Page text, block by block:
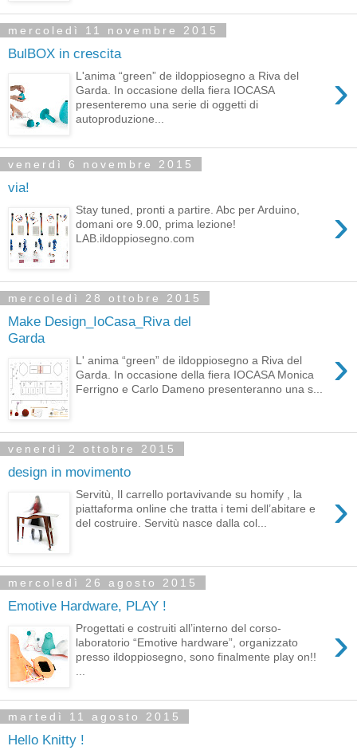
mercoledì 11 novembre 2015
BulBOX in crescita
›
L'anima “green” de ildoppiosegno a Riva del
Garda. In occasione della fiera IOCASA
presenteremo una serie di oggetti di
autoproduzione...
venerdì 6 novembre 2015
via!
›
Stay tuned, pronti a partire. Abc per Arduino,
domani ore 9.00, prima lezione!
LAB.ildoppiosegno.com
mercoledì 28 ottobre 2015
Make Design_IoCasa_Riva del
Garda
›
L' anima “green” de ildoppiosegno a Riva del
Garda. In occasione della fiera IOCASA Monica
Ferrigno e Carlo Dameno presenteranno una s...
venerdì 2 ottobre 2015
design in movimento
›
Servitù, Il carrello portavivande su homify , la
piattaforma online che tratta i temi dell’abitare e
del costruire. Servitù nasce dalla col...
mercoledì 26 agosto 2015
Emotive Hardware, PLAY !
›
Progettati e costruiti all’interno del corso-
laboratorio “Emotive hardware”, organizzato
presso ildoppiosegno, sono finalmente play on!!
...
martedì 11 agosto 2015
Hello Knitty !